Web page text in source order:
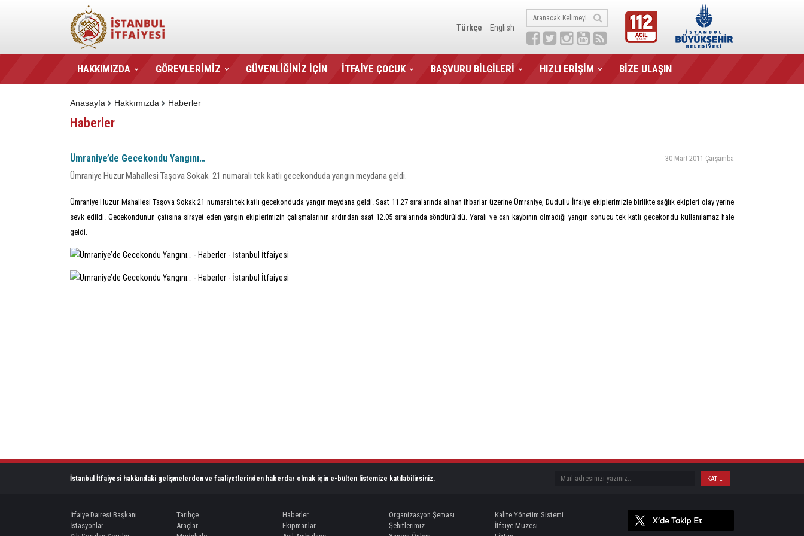
Türkçe English
HAKKIMIZDA GÖREVLERİMİZ GÜVENLİĞİNİZ İÇİN İTFAİYE ÇOCUK BAŞVURU BİLGİLERİ HIZLI ERİŞİM BİZE ULAŞIN
Haberler
Hakkımızda
Anasayfa
Haberler
Ümraniye’de Gecekondu Yangını… 30 Mart 2011 Çarşamba
Ümraniye Huzur Mahallesi Taşova Sokak 21 numaralı tek katlı gecekonduda yangın meydana geldi.
Ümraniye Huzur Mahallesi Taşova Sokak 21 numaralı tek katlı gecekonduda yangın meydana geldi. Saat 11.27 sıralarında alınan ihbarlar üzerine Ümraniye, Dudullu İtfaiye ekiplerimizle birlikte sağlık ekipleri olay yerine
sevk edildi. Gecekondunun çatısına sirayet eden yangın ekiplerimizin çalışmalarının ardından saat 12.05 sıralarında söndürüldü. Yaralı ve can kaybının olmadığı yangın sonucu tek katlı gecekondu kullanılamaz hale
geldi.
İstanbul İtfaiyesi hakkındaki gelişmelerden ve faaliyetlerinden haberdar olmak için e-bülten listemize katılabilirsiniz.
İtfaiye Dairesi Başkanı Tarihçe Haberler Organizasyon Şeması
Kalite Yönetim Sistemi
İstasyonlar
Araçlar Ekipmanlar Şehitlerimiz
İtfaiye Müzesi